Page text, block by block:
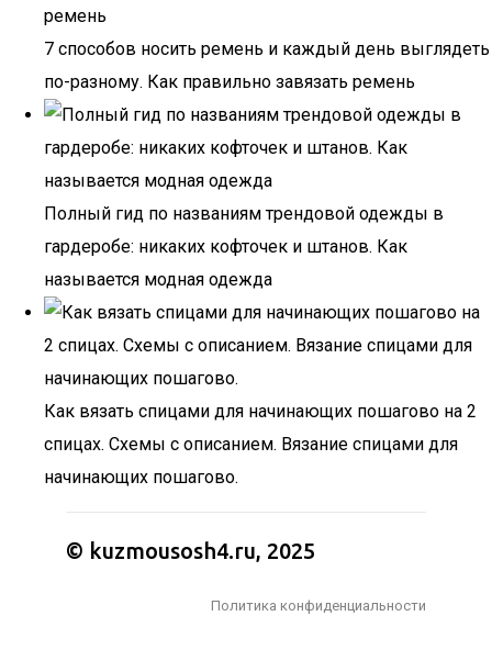
7 способов носить ремень и каждый день выглядеть
по-разному. Как правильно завязать ремень
Полный гид по названиям трендовой одежды в
гардеробе: никаких кофточек и штанов. Как
называется модная одежда
Как вязать спицами для начинающих пошагово на 2
спицах. Схемы с описанием. Вязание спицами для
начинающих пошагово.
© kuzmousosh4.ru, 2025
Политика конфиденциальности